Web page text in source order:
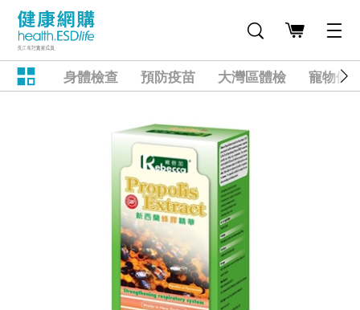
身體檢查 預防疫苗 大灣區體檢 寵物健